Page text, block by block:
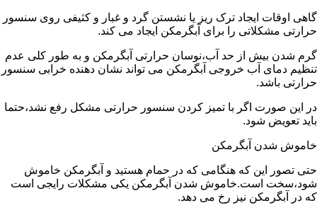
گاهی اوقات ایجاد ترک ریز یا نشستن گرد و غبار و کثیفی روی سنسور
حرارتی مشکلاتی را برای آبگرمکن ایجاد می کند.
گرم شدن بیش از حد آب،نوسان حرارتی آبگرمکن و به طور کلی عدم
تنظیم دمای آب خروجی آبگرمکن می تواند نشان دهنده خرابی سنسور
حرارتی باشد.
در این صورت اگر با تمیز کردن سنسور حرارتی مشکل رفع نشد،حتما
باید تعویض شود.
خاموش شدن آبگرمکن
حتی تصور این که هنگامی که در حمام هستید و آبگرمکن خاموش
شود،سخت است.خاموش شدن آبگرمکن یکی مشکلات رایجی است
که در آبگرمکن نیز رخ می دهد.